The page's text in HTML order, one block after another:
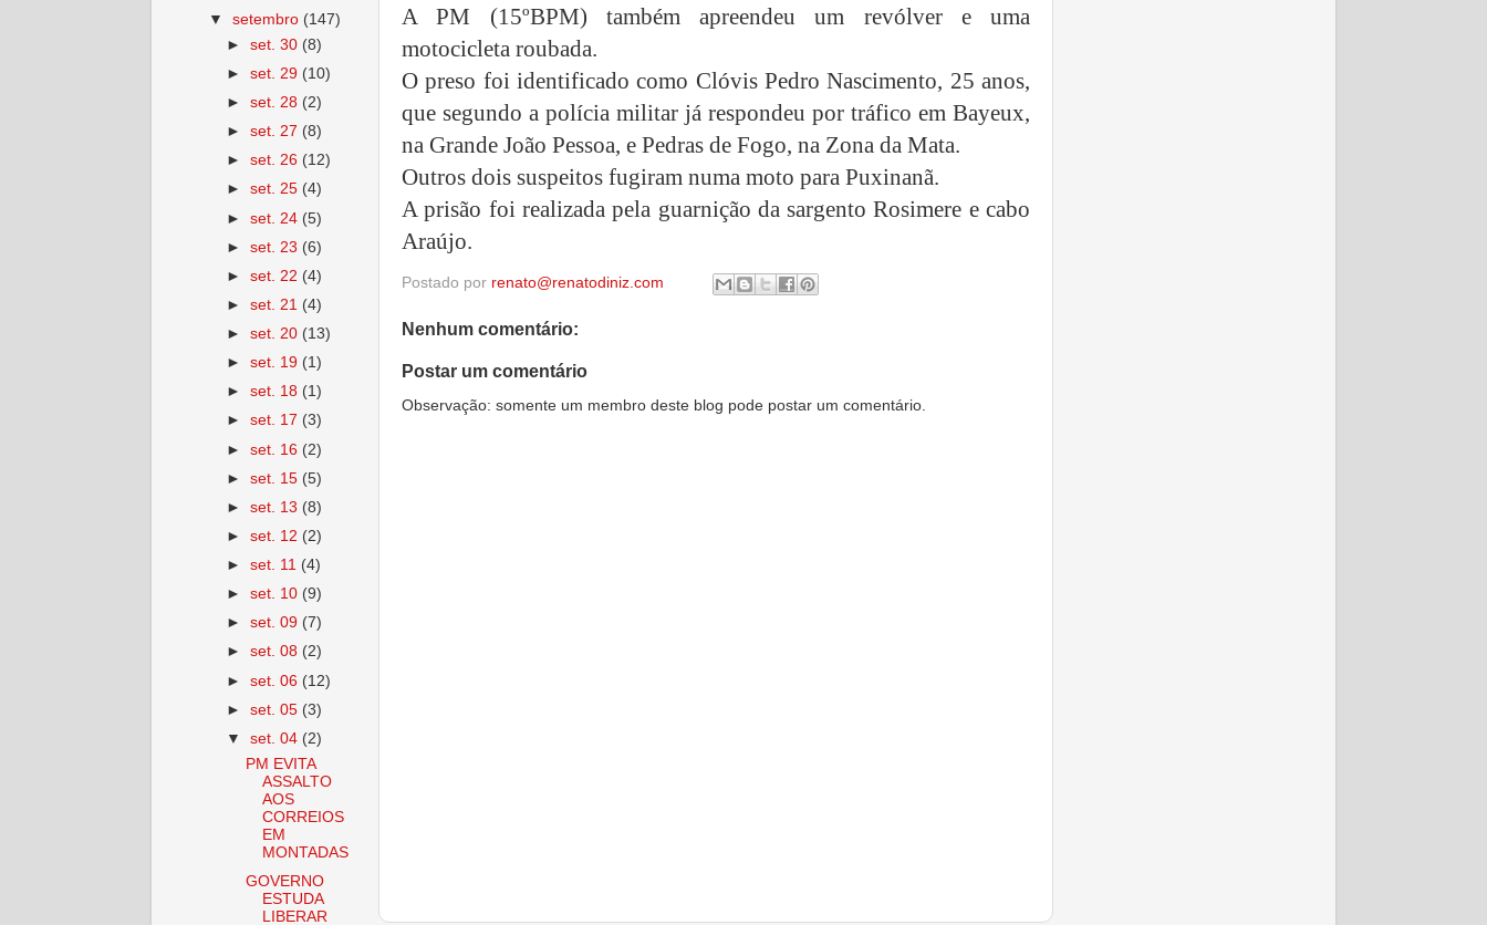
A PM (15ºBPM) também apreendeu um revólver e uma
motocicleta roubada.
O preso foi identificado como Clóvis Pedro Nascimento, 25 anos,
que segundo a polícia militar já respondeu por tráfico em Bayeux,
na Grande João Pessoa, e Pedras de Fogo, na Zona da Mata.
Outros dois suspeitos fugiram numa moto para Puxinanã.
A prisão foi realizada pela guarnição da sargento Rosimere e cabo
Araújo.
Postado por renato@renatodiniz.com
Nenhum comentário:
Postar um comentário
Observação: somente um membro deste blog pode postar um comentário.
▼setembro (147)
►set. 30 (8)
►set. 29 (10)
►set. 28 (2)
►set. 27 (8)
►set. 26 (12)
►set. 25 (4)
►set. 24 (5)
►set. 23 (6)
►set. 22 (4)
►set. 21 (4)
►set. 20 (13)
►set. 19 (1)
►set. 18 (1)
►set. 17 (3)
►set. 16 (2)
►set. 15 (5)
►set. 13 (8)
►set. 12 (2)
►set. 11 (4)
►set. 10 (9)
►set. 09 (7)
►set. 08 (2)
►set. 06 (12)
►set. 05 (3)
▼set. 04 (2)
PM EVITA
ASSALTO
AOS
CORREIOS
EM
MONTADAS
GOVERNO
ESTUDA
LIBERAR